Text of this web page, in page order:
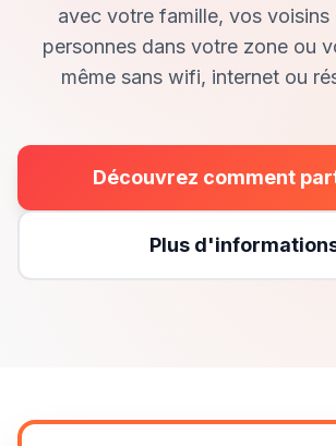
avec votre famille, vos
personnes dans votre zone ou
même sans wifi, internet ou
Découvrez comment
Plus